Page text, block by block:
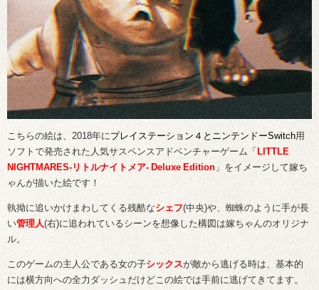
こちらの絵は、2018年に プレイステーション４とニンテンドーSwitch用
ソフトで発売された人気サスペンスアドベンチャーゲーム「 LITTLE
NIGHTMARES-リトルナイトメア- Deluxe Edition 」をイメージして嫁ち
ゃんが描いた絵です！
執拗に追いかけまわしてくる残酷なシェフ(中央)や、蜘蛛のように手が長
い管理人(右)に追われているシーンを想像した構図は嫁ちゃんのオリジナ
ル。
このゲームの主人公である女の子シックスが敵から逃げる時は、基本的
には横方向への全力ダッシュだけどこの絵では手前に逃げてきてます。